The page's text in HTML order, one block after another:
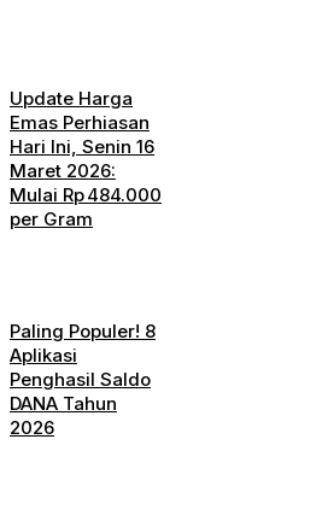
Update Harga
Emas Perhiasan
Hari Ini, Senin 16
Maret 2026:
Mulai Rp 484.000
per Gram
Paling Populer! 8
Aplikasi
Penghasil Saldo
DANA Tahun
2026